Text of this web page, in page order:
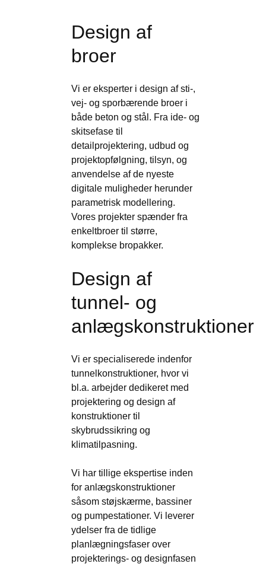
Design af
broer
Vi er eksperter i design af sti-,
vej- og sporbærende broer i
både beton og stål. Fra ide- og
skitsefase til
detailprojektering, udbud og
projektopfølgning, tilsyn, og
anvendelse af de nyeste
digitale muligheder herunder
parametrisk modellering.
Vores projekter spænder fra
enkeltbroer til større,
komplekse bropakker.
Design af
tunnel- og
anlægskonstruktioner
Vi er specialiserede indenfor
tunnelkonstruktioner, hvor vi
bl.a. arbejder dedikeret med
projektering og design af
konstruktioner til
skybrudssikring og
klimatilpasning.
Vi har tillige ekspertise inden
for anlægskonstruktioner
såsom støjskærme, bassiner
og pumpestationer. Vi leverer
ydelser fra de tidlige
planlægningsfaser over
projekterings- og designfasen